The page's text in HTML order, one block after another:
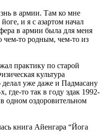
в армии. Там ко мне
и я с азартом начал
в армии была для меня
чем-то родным, чем-то из
практику по старой
культура
уже даже и Падмасану
где-то так в году эдак 1992-
одном оздоровительном
книга Айенгара “Йога